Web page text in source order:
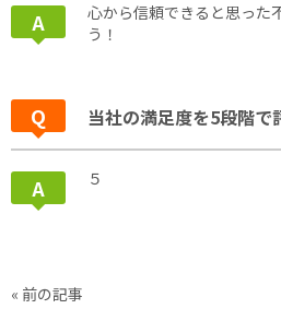
心から信頼できると思った
う！
当社の満足度を5段階で
５
« 前の記事